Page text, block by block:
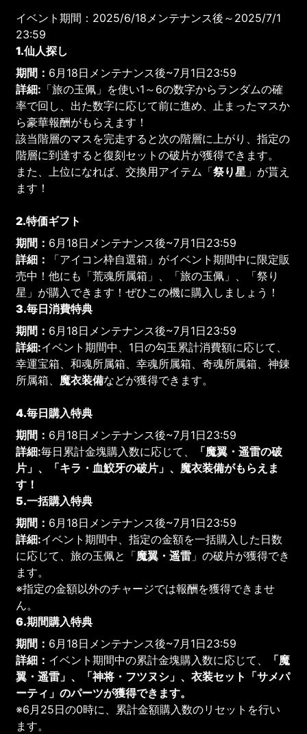
イベント期間：2025/6/18メンテナンス後～2025/7/1
23:59
1.仙人探し
期間： 6月18日メンテナンス後~7月1日23:59
詳細: 「旅の玉佩」を使い1～6の数字からランダムの確
率で回し、出た数字に応じて前に進め、止まったマスか
ら豪華報酬がもらえます！
該当階層のマスを完走すると次の階層に上がり、指定の
階層に到達すると復刻セットの破片が獲得できます。
また、上位になれば、交換用アイテム「祭り星 」が貰え
ます！
2.特価ギフト
期間： 6月18日メンテナンス後~7月1日23:59
詳細：
「アイコン枠自選箱」がイベント期間中に限定販
売中！他にも「荒魂所属箱」、「旅の玉佩」、「祭り
星」が購入できます！ぜひこの機に購入しましょう！
3.毎日消費特典
期間： 6月18日メンテナンス後~7月1日23:59
詳細:イベント期間中、1日の勾玉累計消費額に応じて、
幸運宝箱、和魂所属箱、幸魂所属箱、奇魂所属箱、神錬
所属箱、 魔衣装備などが獲得できます。
4.毎日購入特典
期間： 6月18日メンテナンス後~7月1日23:59
詳細:毎日累計金塊購入数に応じて、
「魔翼・遥雷の破
片」、「キラ・血鮫牙の破片」、魔衣装備がもらえま
す！
5.一括購入特典
期間： 6月18日メンテナンス後~7月1日23:59
詳細:イベント期間中、指定の金額を一括購入した日数
に応じて、旅の玉佩と「魔翼・遥雷 」の破片が獲得でき
ます。
※指定の金額以外のチャージでは報酬を獲得できませ
ん。
6.期間購入特典
期間： 6月18日メンテナンス後~7月1日23:59
詳細： イベント期間中の累計金塊購入数に応じて、
「魔
翼・遥雷」、「神将・フツヌシ」、衣装セット「サメパ
ーティ」のパーツが獲得できます。
※6月25日の0時に、累計金額購入数のリセットを行い
ます。